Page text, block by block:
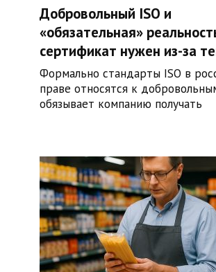
Добровольный ISO и
«обязательная»
сертификат нужен из-за
Формально стандарты ISO в
праве относятся к
обязывает компанию получать